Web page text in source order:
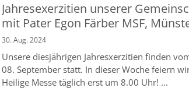
Jahresexerzitien unserer
mit Pater Egon Färber MSF,
30. Aug. 2024
Unsere diesjährigen Jahresxerzitien finden
08. September statt. In dieser Woche feiern
Heilige Messe täglich erst um 8.00 Uhr! ...